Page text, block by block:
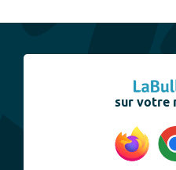
sur votre